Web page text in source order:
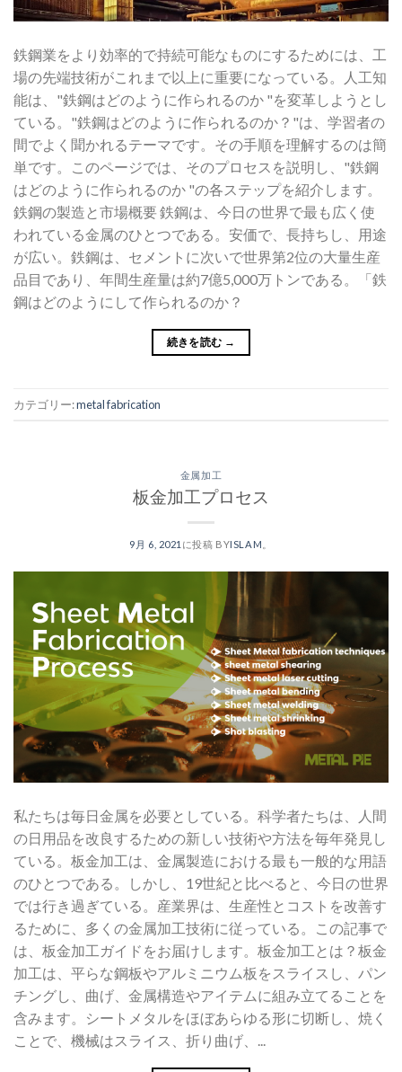
鉄鋼業をより効率的で持続可能なものにするためには、工
場の先端技術がこれまで以上に重要になっている。人工知
能は、"鉄鋼はどのように作られるのか "を変革しようとし
ている。"鉄鋼はどのように作られるのか？"は、学習者の
間でよく聞かれるテーマです。その手順を理解するのは簡
単です。このページでは、そのプロセスを説明し、"鉄鋼
はどのように作られるのか "の各ステップを紹介します。
鉄鋼の製造と市場概要 鉄鋼は、今日の世界で最も広く使
われている金属のひとつである。安価で、長持ちし、用途
が広い。鉄鋼は、セメントに次いで世界第2位の大量生産
品目であり、年間生産量は約7億5,000万トンである。「鉄
鋼はどのようにして作られるのか？
続きを読む →
カテゴリー:metal fabrication
金属加工
板金加工プロセス
9月 6, 2021 に投稿 BYISLAM
私たちは毎日金属を必要としている。科学者たちは、人間
の日用品を改良するための新しい技術や方法を毎年発見し
ている。板金加工は、金属製造における最も一般的な用語
のひとつである。しかし、19世紀と比べると、今日の世界
では行き過ぎている。産業界は、生産性とコストを改善す
るために、多くの金属加工技術に従っている。この記事で
は、板金加工ガイドをお届けします。板金加工とは？板金
加工は、平らな鋼板やアルミニウム板をスライスし、パン
チングし、曲げ、金属構造やアイテムに組み立てることを
含みます。シートメタルをほぼあらゆる形に切断し、焼く
ことで、機械はスライス、折り曲げ、...